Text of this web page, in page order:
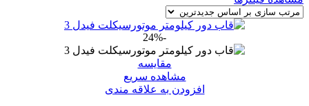
-24%
مقایسه
مشاهده سریع
افزودن به علاقه مندی